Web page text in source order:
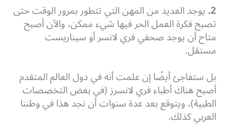
2. يوجد العديد من المهن التي تتطور بمرور الوقت حتى
تصبح فكرة العمل الحر فيها شيء ممكن، والآن أصبح
متاح أن يوجد صحفي فري لانسر أو سيناريست
مستقل.
بل ستفاجئ أيضًا إن علمت أنه في دول العالم المتقدم
أصبح هناك أطباء فري لانسرز (في بعض التخصصات
الطبية)، ويتوقع بعد عدة سنوات أن نجد هذا في وطننا
العربي كذلك.